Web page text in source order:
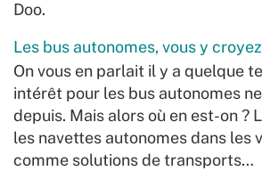
Doo.
Les bus autonomes, vous y
On vous en parlait il y a quelque
intérêt pour les bus autonomes
depuis. Mais alors où en est-on ?
les navettes autonomes dans les
comme solutions de transports…